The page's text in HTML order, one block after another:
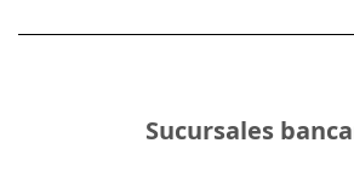
Sucursales